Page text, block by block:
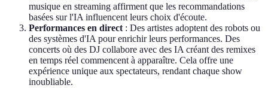
musique en streaming affirment que les recommandations
basées sur l'IA influencent leurs choix d'écoute.
Performances en direct : Des artistes adoptent des robots ou
des systèmes d'IA pour enrichir leurs performances. Des
concerts où des DJ collabore avec des IA créant des remixes
en temps réel commencent à apparaître. Cela offre une
expérience unique aux spectateurs, rendant chaque show
inoubliable.